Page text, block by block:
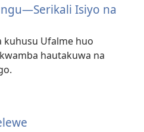
—Serikali Isiyo na
kuhusu Ufalme huo
hautakuwa na